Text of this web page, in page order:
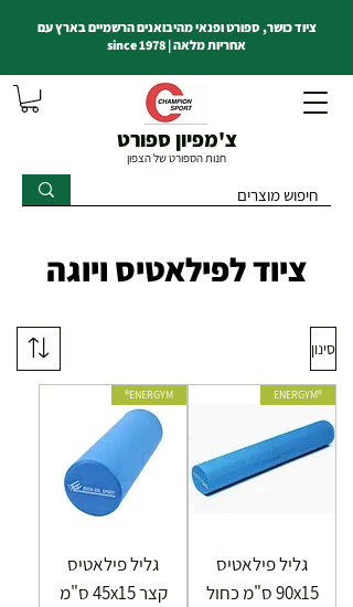
צ'מפיון ספורט
חנות הספורט של הצפון
ציוד כושר, ספורט ופנאי מהיבואנים הרשמיים בארץ עם
אחריות מלאה | since 1978
ציוד לפילאטיס ויוגה
סינון
®ENERGYM
גליל פילאטיס
90x15 ס"מ כחול
ENERGYM®
גליל פילאטיס
קצר 45x15 ס"מ